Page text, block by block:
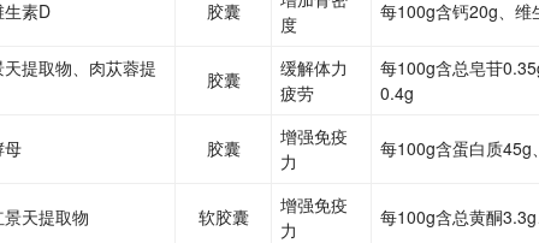
素D 胶囊
度
每100g含钙20g、维
提取物、肉苁蓉提 胶囊
缓解体力
疲劳
每100g含总皂苷
0.4g
母 胶囊
增强免疫
力
每100g含蛋白质
天提取物 软胶囊
增强免疫
力
每100g含总黄酮